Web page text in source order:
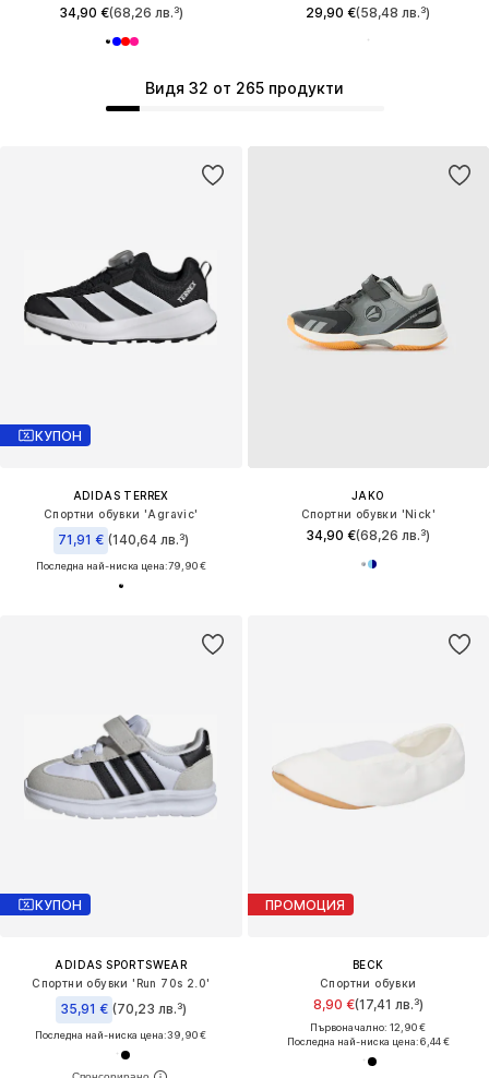
34,90 €(68,26 лв.³) 29,90 €(58,48 лв.³)
Видя 32 от 265 продукти
КУПОН
ADIDAS TERREX
Спортни обувки 'Agravic'
71,91 € (140,64 лв.³)
Последна най-ниска цена:79,90 €
JAKO
Спортни обувки 'Nick'
34,90 €(68,26 лв.³)
КУПОН
ADIDAS SPORTSWEAR
Спортни обувки 'Run 70s 2.0'
35,91 € (70,23 лв.³)
Последна най-ниска цена:39,90 €
ПРОМОЦИЯ
BECK
Спортни обувки
8,90 €(17,41 лв.³)
Първоначално: 12,90 €
Последна най-ниска цена:6,44 €